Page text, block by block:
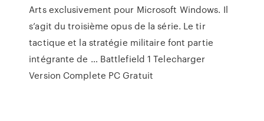
Arts exclusivement pour Microsoft Windows. Il
s’agit du troisième opus de la série. Le tir
tactique et la stratégie militaire font partie
intégrante de … Battlefield 1 Telecharger
Version Complete PC Gratuit